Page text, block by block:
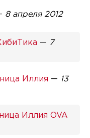
8 апреля 2012
— 7
Иллия — 13
Иллия OVA